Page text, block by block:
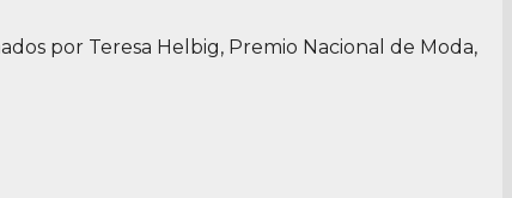
por Teresa Helbig, Premio Nacional de Moda,